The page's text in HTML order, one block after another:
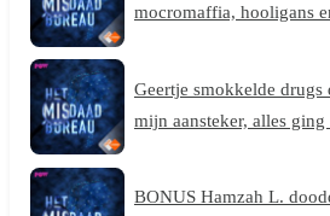
mocromaffia, hooligans
Geertje smokkelde
mijn aansteker, alles
BONUS Hamzah L.